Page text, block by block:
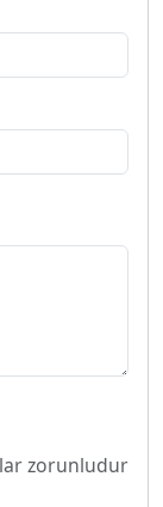
zorunludur